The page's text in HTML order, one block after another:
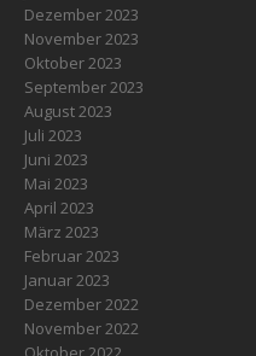
Dezember 2023
November 2023
Oktober 2023
September 2023
August 2023
Juli 2023
Juni 2023
Mai 2023
April 2023
März 2023
Februar 2023
Januar 2023
Dezember 2022
November 2022